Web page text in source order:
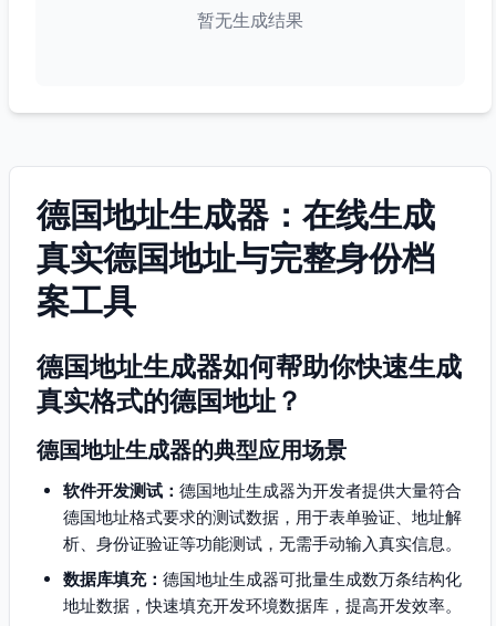
暂无生成结果
德国地址生成器：在线生成
真实德国地址与完整身份档
案工具
德国地址生成器如何帮助你快速生成
真实格式的德国地址？
德国地址生成器的典型应用场景
软件开发测试： 德国地址生成器为开发者提供大量符合
德国地址格式要求的测试数据，用于表单验证、地址解
析、身份证验证等功能测试，无需手动输入真实信息。
数据库填充： 德国地址生成器可批量生成数万条结构化
地址数据，快速填充开发环境数据库，提高开发效率。